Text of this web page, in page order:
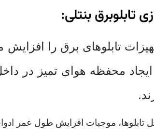
تابلوبرق بنتلی:
تابلوهای برق را
ایجاد محفظه هوای تمیز
تابلوها، موجبات افزایش طول عمر